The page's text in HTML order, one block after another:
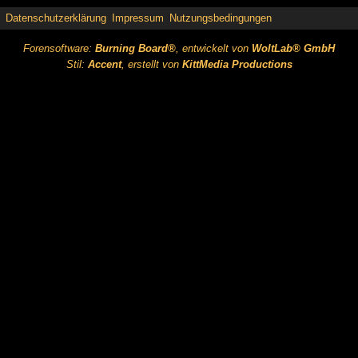
Datenschutzerklärung Impressum Nutzungsbedingungen
Forensoftware: Burning Board®, entwickelt von WoltLab® GmbH
Stil: Accent, erstellt von KittMedia Productions